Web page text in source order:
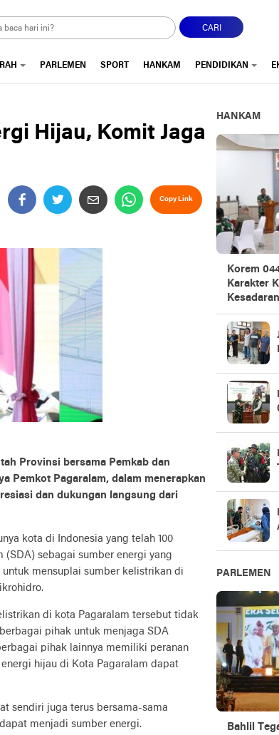
CARI
PARLEMEN SPORT HANKAM PENDIDIKAN
Hijau, Komit Jaga
Copy Link
Provinsi bersama Pemkab dan
Pemkot Pagaralam, dalam menerapkan
dan dukungan langsung dari
kota di Indonesia yang telah 100
(SDA) sebagai sumber energi yang
mensuplai sumber kelistrikan di
di kota Pagaralam tersebut tidak
pihak untuk menjaga SDA
pihak lainnya memiliki peranan
hijau di Kota Pagaralam dapat
sendiri juga terus bersama-sama
menjadi sumber energi.
HANKAM
Korem
Karakter
PARLEMEN
Bahlil